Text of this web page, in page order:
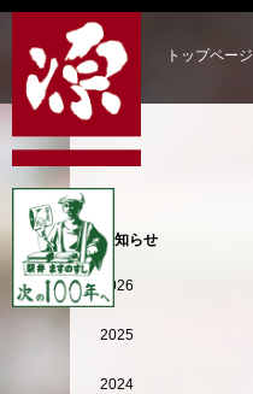
トップページ
お知らせ
2026
2025
2024